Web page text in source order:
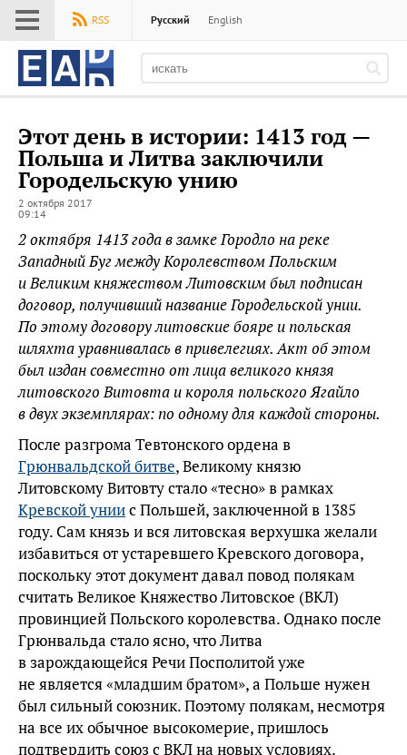
Меню
RSS Русский English
Этот день в истории: 1413 год —
Польша и Литва заключили
Городельскую унию
2 октября 2017
09:14
2 октября 1413 года в замке Городло на реке
Западный Буг между Королевством Польским
и Великим княжеством Литовским был подписан
договор, получивший название Городельской унии.
По этому договору литовские бояре и польская
шляхта уравнивалась в привелегиях. Акт об этом
был издан совместно от лица великого князя
литовского Витовта и короля польского Ягайло
в двух экземплярах: по одному для каждой стороны.
После разгрома Тевтонского ордена в
Грюнвальдской битве, Великому князю
Литовскому Витовту стало «тесно» в рамках
Кревской униис Польшей, заключенной в 1385
году. Сам князь и вся литовская верхушка желали
избавиться от устаревшего Кревского договора,
поскольку этот документ давал повод полякам
считать Великое Княжество Литовское (ВКЛ)
провинцией Польского королевства. Однако после
Грюнвальда стало ясно, что Литва
в зарождающейся Речи Посполитой уже
не является «младшим братом», а Польше нужен
был сильный союзник. Поэтому полякам, несмотря
на все их обычное высокомерие, пришлось
подтвердить союз с ВКЛ на новых условиях.